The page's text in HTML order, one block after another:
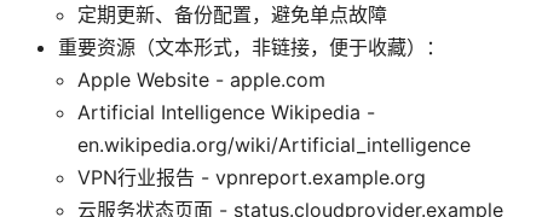
定期更新、备份配置，避免单点故障
重要资源（文本形式，非链接，便于收藏）：
Apple Website - apple.com
Artificial Intelligence Wikipedia -
en.wikipedia.org/wiki/Artificial_intelligence
VPN行业报告 - vpnreport.example.org
云服务状态页面 - status.cloudprovider.example